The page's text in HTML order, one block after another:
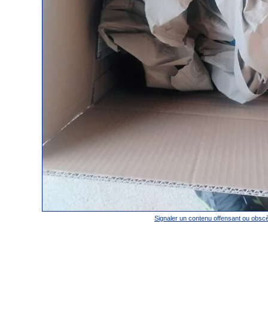
Signaler un contenu offensant ou